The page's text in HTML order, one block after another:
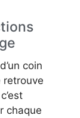
coin
retrouve
chaque